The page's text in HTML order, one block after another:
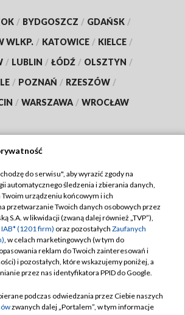
/ BYDGOSZCZ / GDAŃSK /
WLKP. / KATOWICE / KIELCE /
/ LUBLIN / ŁÓDŹ / OLSZTYN /
/ POZNAŃ / RZESZÓW /
/ WARSZAWA / WROCŁAW
TVP
TVP
Cyfrowa
Regulamin TVP
Polityka prywatności
Moje zgody
Pomoc
Kontakt
do serwisu", aby wyrazić zgody na
automatycznego śledzenia i zbierania danych,
urządzeniu końcowym i ich
przetwarzanie Twoich danych osobowych przez
S.A. w likwidacji (zwaną dalej również „TVP”),
(1201 firm) oraz pozostałych Zaufanych
, w celach marketingowych (w tym do
reklam do Twoich zainteresowań i
i pozostałych, które wskazujemy poniżej, a
przez nas identyfikatora PPID do Google.
podczas odwiedzania przez Ciebie naszych
zwanych dalej „Portalem”, w tym informacje